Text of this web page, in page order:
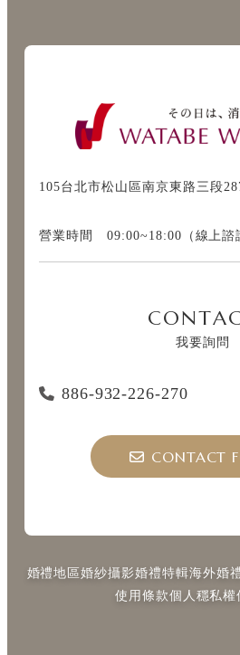
105台北市松山區南京東路三段
營業時間 09:00~18:00（線上諮
我要詢問
886-932-226-270
CONTACT
婚禮地區婚紗攝影婚禮特輯海外婚
使用條款個人穩私權